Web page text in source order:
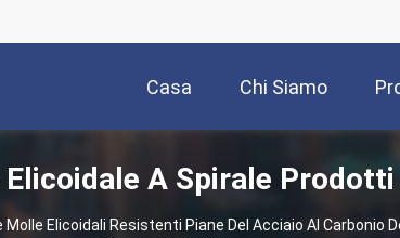
Casa Chi Siamo
A Spirale Prodotti
Molle Elicoidali Resistenti Piane Del Acciaio Al Carbonio